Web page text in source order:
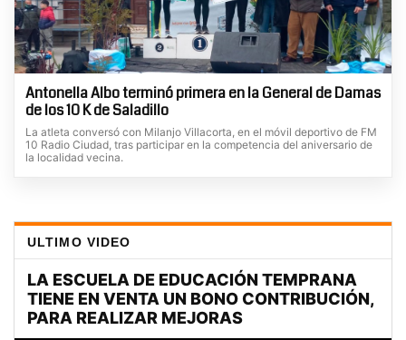
Antonella Albo terminó primera en la General de Damas
de los 10 K de Saladillo
La atleta conversó con Milanjo Villacorta, en el móvil deportivo de FM
10 Radio Ciudad, tras participar en la competencia del aniversario de
la localidad vecina.
ULTIMO VIDEO